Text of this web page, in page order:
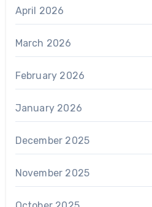
April 2026
March 2026
February 2026
January 2026
December 2025
November 2025